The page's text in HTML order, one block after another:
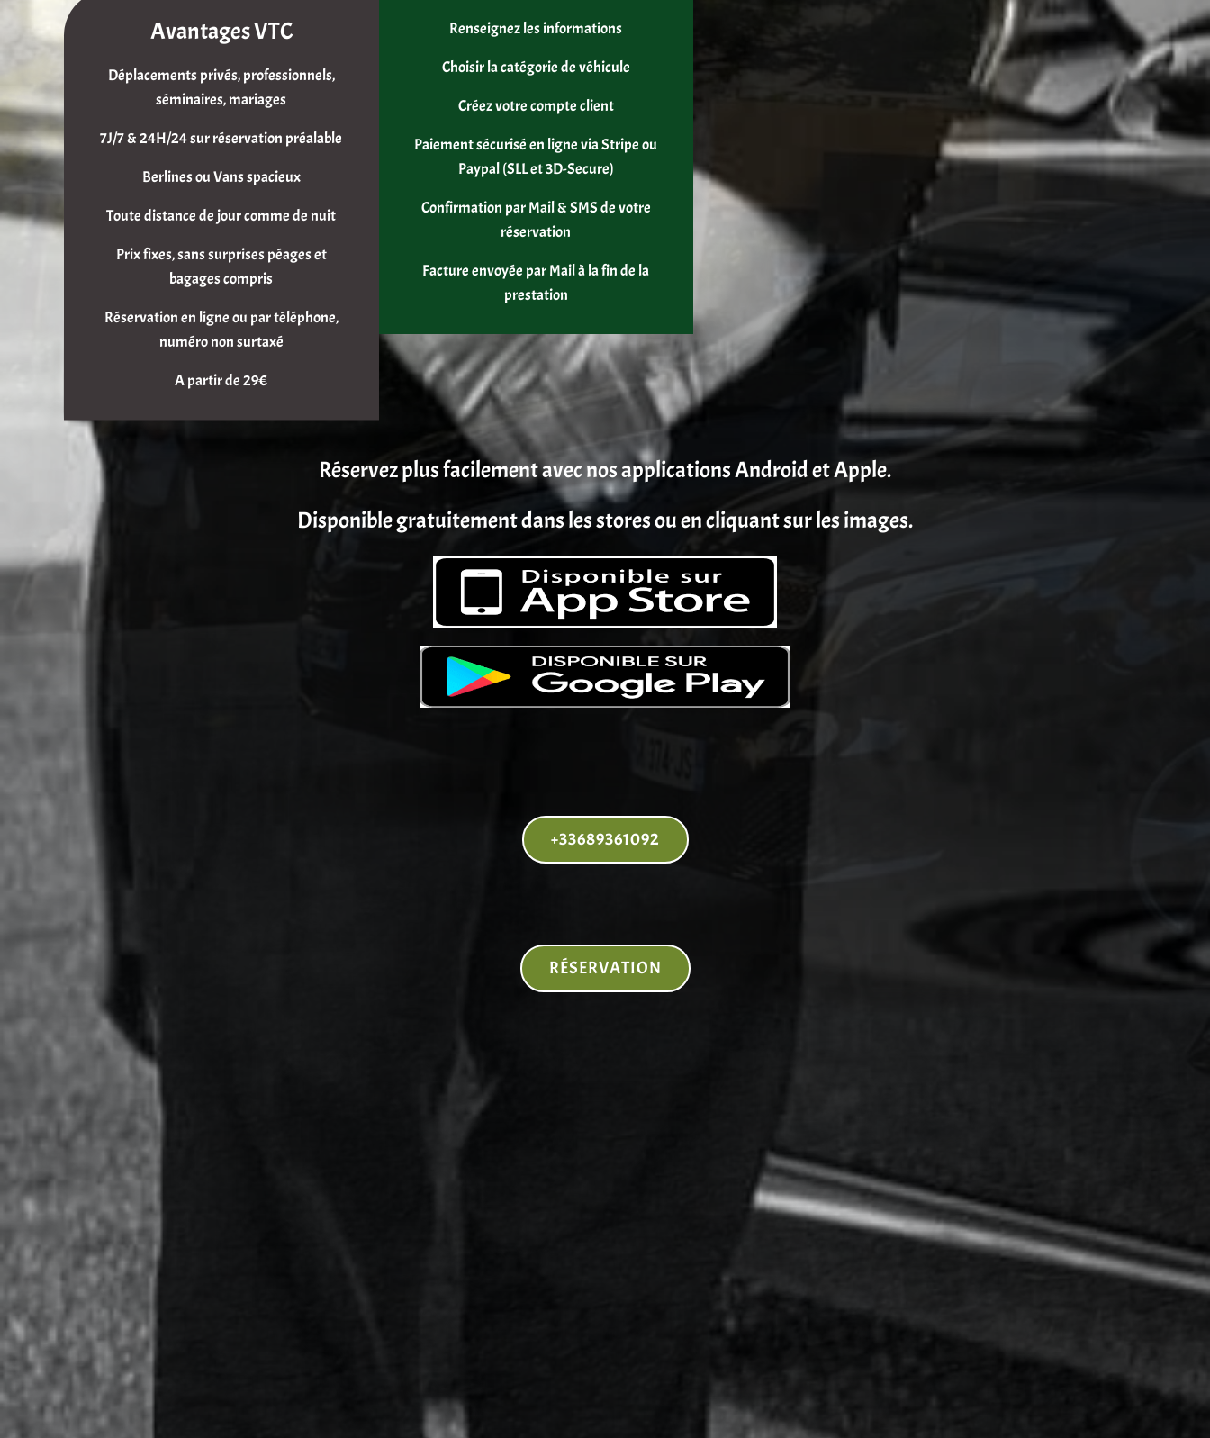
Avantages VTC
Déplacements privés, professionnels,
séminaires, mariages
7J/7 & 24H/24 sur réservation préalable
Berlines ou Vans spacieux
Toute distance de jour comme de nuit
Prix fixes, sans surprises péages et
bagages compris
Réservation en ligne ou par téléphone,
numéro non surtaxé
A partir de 29€
Renseignez les informations
Choisir la catégorie de véhicule
Créez votre compte client
Paiement sécurisé en ligne via Stripe ou
Paypal (SLL et 3D-Secure)
Confirmation par Mail & SMS de votre
réservation
Facture envoyée par Mail à la fin de la
prestation
Réservez plus facilement avec nos applications Android et Apple.
Disponible gratuitement dans les stores ou en cliquant sur les images.
+33689361092
RÉSERVATION